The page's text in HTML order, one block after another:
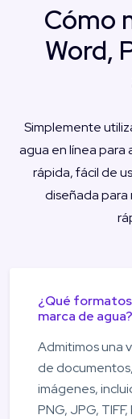
Cómo
Word,
Simplemente
agua en línea para
rápida, fácil de
diseñada para
¿Qué
marca de agua?
Admitimos una
de
imágenes,
PNG, JPG,